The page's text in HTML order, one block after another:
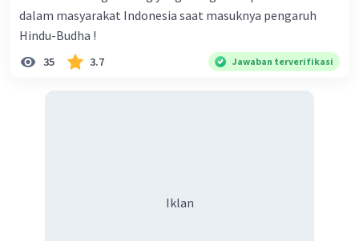
Inggris.
Oleh karena itu, jawaban yang tepat adalah latar
belakang dari Perjanjian Tuntang adalah
dalam masyarakat Indonesia saat masuknya pengaruh
Hindu-Budha !
35 3.7 Jawaban terverifikasi
Iklan